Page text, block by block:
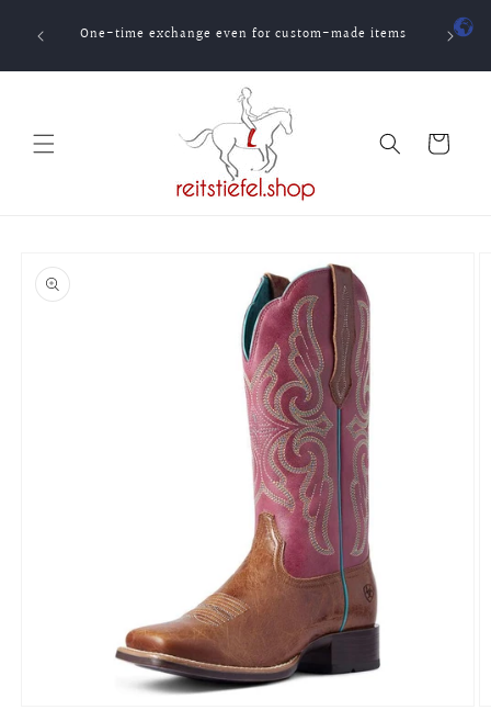
contentOne-time exchange even for custom-made items
Cart
product
information